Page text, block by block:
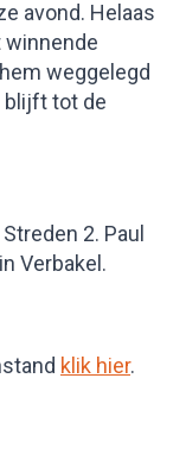
avond. Helaas
winnende
weggelegd
blijft tot de
2. Paul
Verbakel.
klik hier.